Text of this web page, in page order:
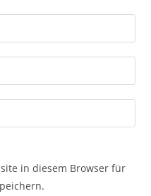
in diesem Browser für